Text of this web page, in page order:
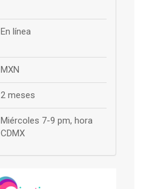
En línea
MXN
2 meses
Miércoles 7-9 pm, hora
CDMX